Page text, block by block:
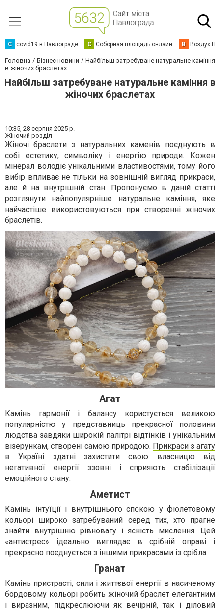
C covid19 в Павлограде С Соборная площадь онлайн В Воздух
Головна Бізнес новини
Найбільш затребуване натуральне каміння
в жіночих браслетах
Найбільш затребуване натуральне каміння в
жіночих браслетах
10:35, 28 серпня 2025 р.
Жіночий розділ
Жіночі браслети з натуральних каменів поєднують в
собі естетику, символіку і енергію природи. Кожен
мінерал володіє унікальними властивостями, тому його
вибір впливає не тільки на зовнішній вигляд прикраси,
але й на внутрішній стан. Пропонуємо в даній статті
розглянути найпопулярніше натуральне каміння, яке
найчастіше використовуються при створенні жіночих
браслетів.
Агат
Камінь гармонії і балансу користується великою
популярністю у представниць прекрасної половини
людства завдяки широкій палітрі відтінків і унікальним
візерункам, створені самою природою. Прикраси з агату
в Україні здатні захистити свою власницю від
негативної енергії ззовні і сприяють стабілізації
емоційного стану.
Аметист
Камінь інтуїції і внутрішнього спокою у фіолетовому
кольорі широко затребуваний серед тих, хто прагне
знайти внутрішню рівновагу і ясність мислення. Цей
«антистрес» ідеально виглядає в срібній оправі і
прекрасно поєднується з іншими прикрасами із срібла.
Гранат
Камінь пристрасті, сили і життєвої енергії в насиченому
бордовому кольорі робить жіночий браслет елегантним
і виразним, підкреслюючи як вечірній, так і діловий